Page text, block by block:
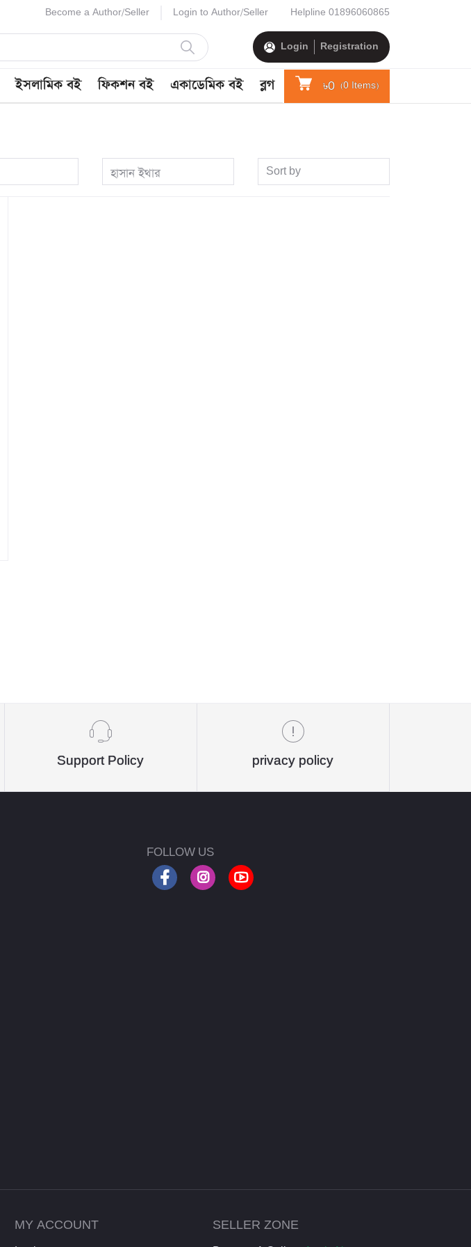
Become a Author/Seller Login to Author/Seller Helpline 01896060865
Login Registration
ইসলামিক বই ফিকশন বই একাডেমিক বই ব্লগ ৳0 (0 Items)
হাসান ইথার Sort by
Support Policy privacy policy
FOLLOW US
MY ACCOUNT SELLER ZONE